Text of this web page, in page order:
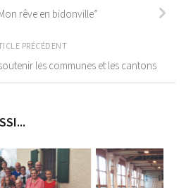
rêve en bidonville”
PRÉCÉDENT
les communes et les cantons